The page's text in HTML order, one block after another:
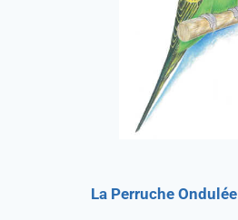
La Perruche